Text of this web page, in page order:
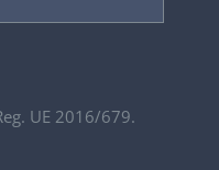
UE 2016/679.